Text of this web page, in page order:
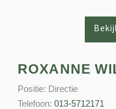
ROXANNE
Positie: Directie
Telefoon: 013-5712171